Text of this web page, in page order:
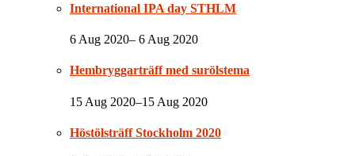
International IPA day STHLM
6 Aug 2020– 6 Aug 2020
Hembryggarträff med surölstema
15 Aug 2020–15 Aug 2020
Höstölsträff Stockholm 2020